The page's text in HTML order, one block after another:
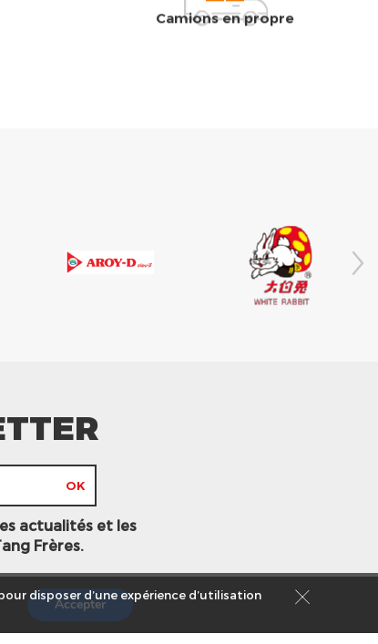
Camions en propre
actualités et les
Frères.
disposer d’une expérience d’utilisation
Accepter